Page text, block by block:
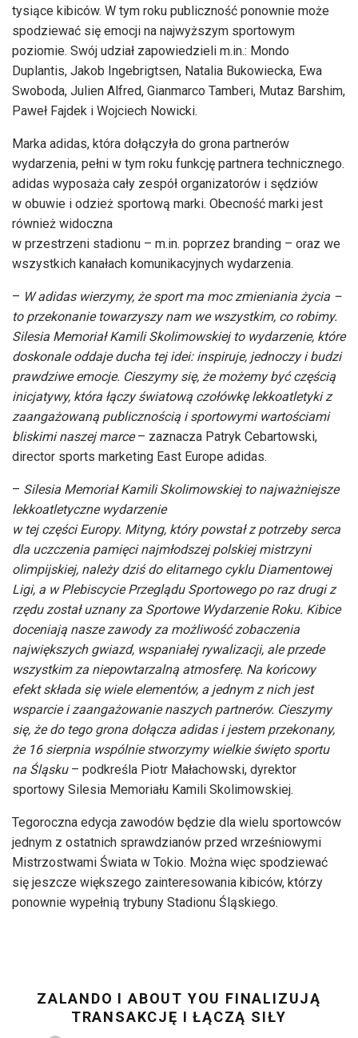
tysiące kibiców. W tym roku publiczność ponownie może
spodziewać się emocji na najwyższym sportowym
poziomie. Swój udział zapowiedzieli m.in.: Mondo
Duplantis, Jakob Ingebrigtsen, Natalia Bukowiecka, Ewa
Swoboda, Julien Alfred, Gianmarco Tamberi, Mutaz Barshim,
Paweł Fajdek i Wojciech Nowicki.
Marka adidas, która dołączyła do grona partnerów
wydarzenia, pełni w tym roku funkcję partnera technicznego.
adidas wyposaża cały zespół organizatorów i sędziów
w obuwie i odzież sportową marki. Obecność marki jest
również widoczna
w przestrzeni stadionu – m.in. poprzez branding – oraz we
wszystkich kanałach komunikacyjnych wydarzenia.
– W adidas wierzymy, że sport ma moc zmieniania życia –
to przekonanie towarzyszy nam we wszystkim, co robimy.
Silesia Memoriał Kamili Skolimowskiej to wydarzenie, które
doskonale oddaje ducha tej idei: inspiruje, jednoczy i budzi
prawdziwe emocje. Cieszymy się, że możemy być częścią
inicjatywy, która łączy światową czołówkę lekkoatletyki z
zaangażowaną publicznością i sportowymi wartościami
bliskimi naszej marce– zaznacza Patryk Cebartowski,
director sports marketing East Europe adidas.
– Silesia Memoriał Kamili Skolimowskiej to najważniejsze
lekkoatletyczne wydarzenie
w tej części Europy. Mityng, który powstał z potrzeby serca
dla uczczenia pamięci najmłodszej polskiej mistrzyni
olimpijskiej, należy dziś do elitarnego cyklu Diamentowej
Ligi, a w Plebiscycie Przeglądu Sportowego po raz drugi z
rzędu został uznany za Sportowe Wydarzenie Roku. Kibice
doceniają nasze zawody za możliwość zobaczenia
największych gwiazd, wspaniałej rywalizacji, ale przede
wszystkim za niepowtarzalną atmosferę. Na końcowy
efekt składa się wiele elementów, a jednym z nich jest
wsparcie i zaangażowanie naszych partnerów. Cieszymy
się, że do tego grona dołącza adidas i jestem przekonany,
że 16 sierpnia wspólnie stworzymy wielkie święto sportu
na Śląsku– podkreśla Piotr Małachowski, dyrektor
sportowy Silesia Memoriału Kamili Skolimowskiej.
Tegoroczna edycja zawodów będzie dla wielu sportowców
jednym z ostatnich sprawdzianów przed wrześniowymi
Mistrzostwami Świata w Tokio. Można więc spodziewać
się jeszcze większego zainteresowania kibiców, którzy
ponownie wypełnią trybuny Stadionu Śląskiego.
ZALANDO I ABOUT YOU FINALIZUJĄ
TRANSAKCJĘ I ŁĄCZĄ SIŁY